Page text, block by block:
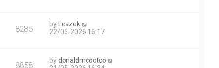
8285 by
Leszek
22/05-2026 16:17
8858 bydonaldmcoctco